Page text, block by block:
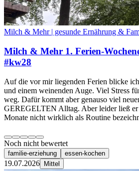
Milch & Mehr | gesunde Ernährung &
Milch & Mehr 1. Ferien-
#kw28
Auf die vor mir liegenden Ferien blicke
und einem weinenden Auge. Viel Stress
weg. Dafür kommt aber genauso viel
GEREGELTEN Alltag. Aber leider ließ er
Monate nicht wirklich als Routine
Noch nicht bewertet
familie-erziehung essen-kochen
19.07.2026 Mittel